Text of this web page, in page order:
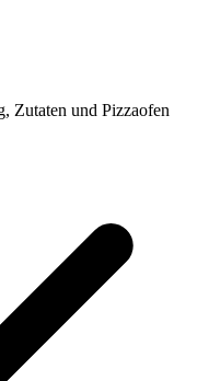
Zutaten und Pizzaofen